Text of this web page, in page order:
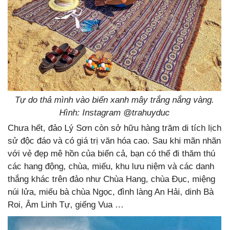
Tự do thả mình vào biển xanh mây trắng nắng vàng.
Hình: Instagram @trahuyduc
Chưa hết, đảo Lý Sơn còn sở hữu hàng trăm di tích lịch
sử độc đáo và có giá trị văn hóa cao. Sau khi mãn nhãn
với vẻ đẹp mê hồn của biển cả, bạn có thể đi thăm thú
các hang động, chùa, miếu, khu lưu niệm và các danh
thắng khác trên đảo như Chùa Hang, chùa Đục, miệng
núi lửa, miếu bà chùa Ngọc, đình làng An Hải, dinh Bà
Roi, Âm Linh Tự, giếng Vua …